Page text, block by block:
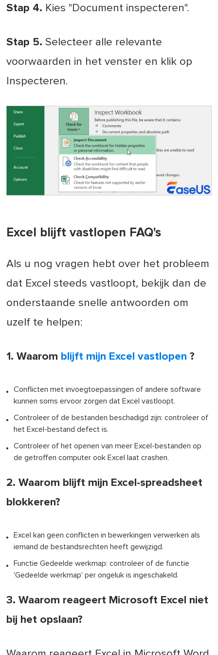
Stap 4. Kies "Document inspecteren".
Stap 5. Selecteer alle relevante
voorwaarden in het venster en klik op
Inspecteren.
Excel blijft vastlopen FAQ's
Als u nog vragen hebt over het probleem
dat Excel steeds vastloopt, bekijk dan de
onderstaande snelle antwoorden om
uzelf te helpen:
1. Waarom blijft mijn Excel vastlopen ?
Conflicten met invoegtoepassingen of andere software
kunnen soms ervoor zorgen dat Excel vastloopt.
Controleer of de bestanden beschadigd zijn: controleer of
het Excel-bestand defect is.
Controleer of het openen van meer Excel-bestanden op
de getroffen computer ook Excel laat crashen.
2. Waarom blijft mijn Excel-spreadsheet
blokkeren?
Excel kan geen conflicten in bewerkingen verwerken als
iemand de bestandsrechten heeft gewijzigd.
Functie Gedeelde werkmap: controleer of de functie
'Gedeelde werkmap' per ongeluk is ingeschakeld.
3. Waarom reageert Microsoft Excel niet
bij het opslaan?